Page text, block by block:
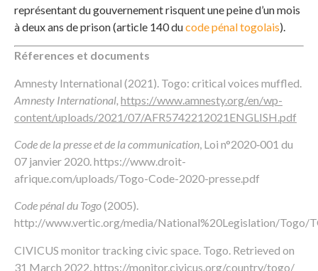
représentant du gouvernement risquent une peine d’un mois
à deux ans de prison (article 140 ducode pénal togolais).
Réferences et documents
Amnesty International (2021). Togo: critical voices muffled.
Amnesty International, https://www.amnesty.org/en/wp-
content/uploads/2021/07/AFR5742212021ENGLISH.pdf
Code de la presse et de la communication, Loi n°2020‐001 du
07 janvier 2020.https://www.droit-
afrique.com/uploads/Togo-Code-2020-presse.pdf
Code pénal du Togo(2005).
http://www.vertic.org/media/National%20Legislation/Togo/
CIVICUS monitor tracking civic space. Togo. Retrieved on
31 March 2022,https://monitor.civicus.org/country/togo/